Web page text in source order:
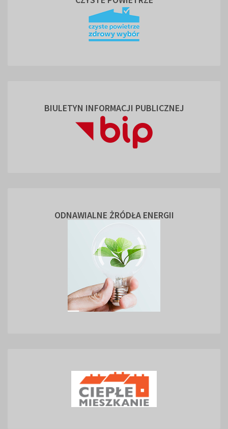
BIULETYN INFORMACJI PUBLICZNEJ
ODNAWIALNE ŻRÓDŁA ENERGII